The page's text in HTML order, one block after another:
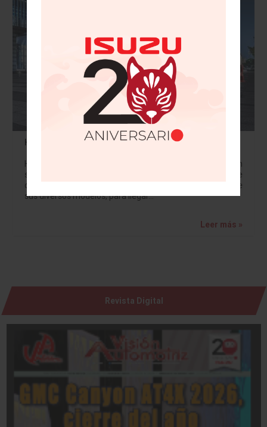
Honda retoma el liderazgo de SUVs en México
Honda de México observó un favorable mes de ventas en
septiembre y regresó al liderato del segmento de
camionetas de pasajeros o SUVs con 2,649 unidades de
sus diversos modelos, para llegar…
Leer más »
Revista Digital